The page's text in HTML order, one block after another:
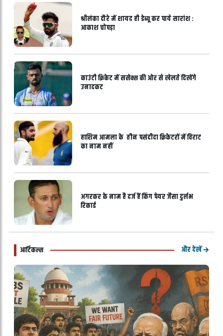
श्रीलंका दौरे में शायद ही डेब्यू कर पाये सारांश :
आकाश चोपड़ा
काउंटी क्रिकेट में ससेक्स की ओर से खेलते दिखेंगे
उनादकट
हाशिम आमला के तीन पसंदीदा क्रिकेटरों में विराट
का नाम नहीं
अगरकर के नाम है दर्ज हैं किंग पेयर जैसा दुर्लभ
रिकार्ड
आर्टिकल्स और देखें